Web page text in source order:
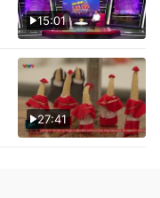
15:01
27:41